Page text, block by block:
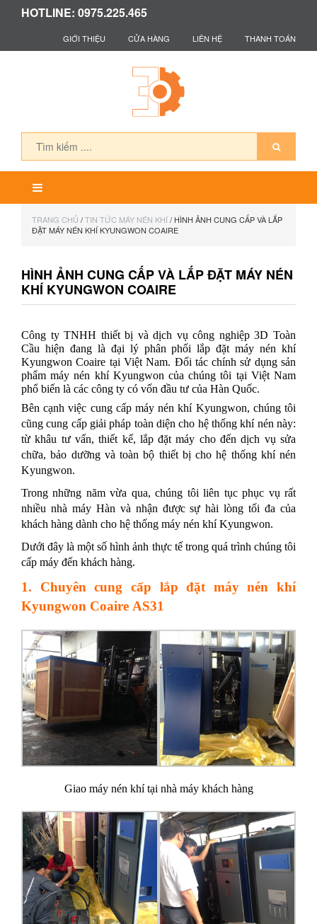
HOTLINE: 0975.225.465
GIỚI THIỆU CỬA HÀNG LIÊN HỆ THANH TOÁN
TRANG CHỦ /TIN TỨC MÁY NÉN KHÍ/ HÌNH ẢNH CUNG CẤP VÀ LẮP
ĐẶT MÁY NÉN KHÍ KYUNGWON COAIRE
HÌNH ẢNH CUNG CẤP VÀ LẮP ĐẶT MÁY NÉN
KHÍ KYUNGWON COAIRE
Công ty TNHH thiết bị và dịch vụ công nghiệp 3D Toàn
Cầu hiện đang là đại lý phân phối lắp đặt máy nén khí
Kyungwon Coaire tại Việt Nam. Đối tác chính sử dụng sản
phẩm máy nén khí Kyungwon của chúng tôi tại Việt Nam
phổ biến là các công ty có vốn đầu tư của Hàn Quốc.
Bên cạnh việc cung cấp máy nén khí Kyungwon, chúng tôi
cũng cung cấp giải pháp toàn diện cho hệ thống khí nén này:
từ khâu tư vấn, thiết kế, lắp đặt máy cho đến dịch vụ sửa
chữa, bảo dưỡng và toàn bộ thiết bị cho hệ thống khí nén
Kyungwon.
Trong những năm vừa qua, chúng tôi liên tục phục vụ rất
nhiều nhà máy Hàn và nhận được sự hài lòng tối đa của
khách hàng dành cho hệ thống máy nén khí Kyungwon.
Dưới đây là một số hình ảnh thực tế trong quá trình chúng tôi
cấp máy đến khách hàng.
1. Chuyên cung cấp lắp đặt máy nén khí
Kyungwon Coaire AS31
Giao máy nén khí tại nhà máy khách hàng